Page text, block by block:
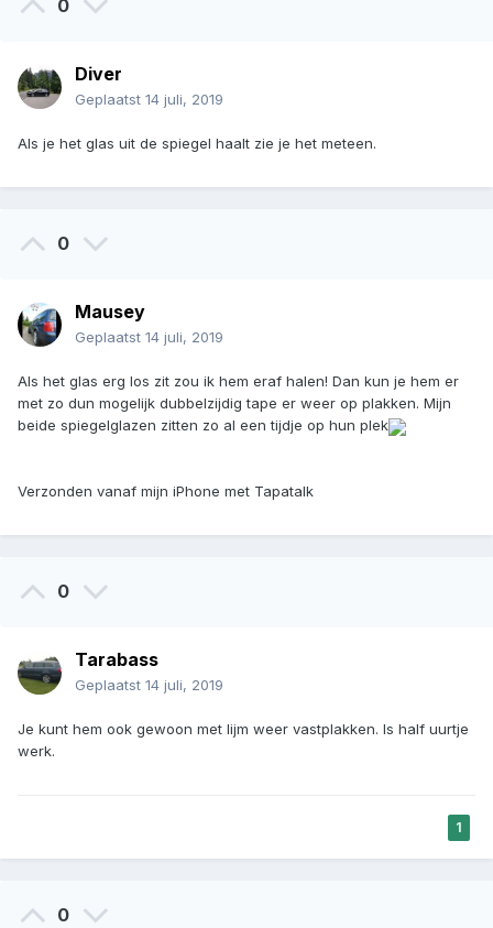
0
Diver
Geplaatst 14 juli, 2019
Als je het glas uit de spiegel haalt zie je het meteen.
0
Mausey
Geplaatst 14 juli, 2019
Als het glas erg los zit zou ik hem eraf halen! Dan kun je hem er
met zo dun mogelijk dubbelzijdig tape er weer op plakken. Mijn
beide spiegelglazen zitten zo al een tijdje op hun plek
Verzonden vanaf mijn iPhone met Tapatalk
0
Tarabass
Geplaatst 14 juli, 2019
Je kunt hem ook gewoon met lijm weer vastplakken. Is half uurtje
werk.
1
0